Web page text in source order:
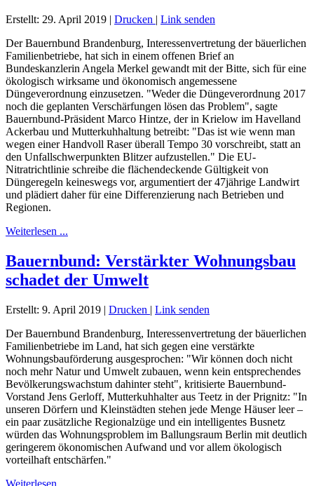
Erstellt: 29. April 2019 | Drucken | Link senden
Der Bauernbund Brandenburg, Interessenvertretung der bäuerlichen
Familienbetriebe, hat sich in einem offenen Brief an
Bundeskanzlerin Angela Merkel gewandt mit der Bitte, sich für eine
ökologisch wirksame und ökonomisch angemessene
Düngeverordnung einzusetzen. "Weder die Düngeverordnung 2017
noch die geplanten Verschärfungen lösen das Problem", sagte
Bauernbund-Präsident Marco Hintze, der in Krielow im Havelland
Ackerbau und Mutterkuhhaltung betreibt: "Das ist wie wenn man
wegen einer Handvoll Raser überall Tempo 30 vorschreibt, statt an
den Unfallschwerpunkten Blitzer aufzustellen." Die EU-
Nitratrichtlinie schreibe die flächendeckende Gültigkeit von
Düngeregeln keineswegs vor, argumentiert der 47jährige Landwirt
und plädiert daher für eine Differenzierung nach Betrieben und
Regionen.
Weiterlesen ...
Bauernbund: Verstärkter Wohnungsbau
schadet der Umwelt
Erstellt: 9. April 2019 | Drucken | Link senden
Der Bauernbund Brandenburg, Interessenvertretung der bäuerlichen
Familienbetriebe im Land, hat sich gegen eine verstärkte
Wohnungsbauförderung ausgesprochen: "Wir können doch nicht
noch mehr Natur und Umwelt zubauen, wenn kein entsprechendes
Bevölkerungswachstum dahinter steht", kritisierte Bauernbund-
Vorstand Jens Gerloff, Mutterkuhhalter aus Teetz in der Prignitz: "In
unseren Dörfern und Kleinstädten stehen jede Menge Häuser leer –
ein paar zusätzliche Regionalzüge und ein intelligentes Busnetz
würden das Wohnungsproblem im Ballungsraum Berlin mit deutlich
geringerem ökonomischen Aufwand und vor allem ökologisch
vorteilhaft entschärfen."
Weiterlesen ...